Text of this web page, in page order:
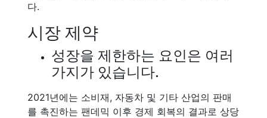
다.
시장 제약
성장을 제한하는 요인은 여러
가지가 있습니다.
2021년에는 소비재, 자동차 및 기타 산업의 판매
를 촉진하는 팬데믹 이후 경제 회복의 결과로 상당